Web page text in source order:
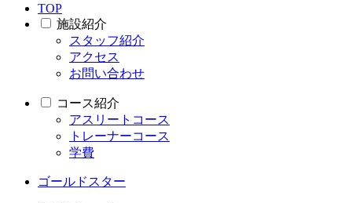
TOP
施設紹介
スタッフ紹介
アクセス
お問い合わせ
コース紹介
アスリートコース
トレーナーコース
学費
ゴールドスター